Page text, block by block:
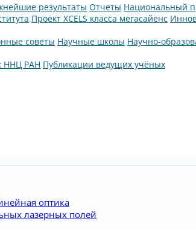
результаты Отчеты Национальный
Проект XCELS класса мегасайенс
советы Научные школы Научно-
ННЦ РАН Публикации ведущих учёных
оптика
лазерных полей